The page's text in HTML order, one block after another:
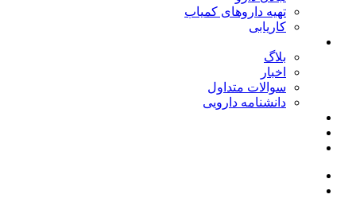
تهیه داروهای کمیاب
کاریابی
بلاگ
اخبار
سوالات متداول
دانشنامه دارویی